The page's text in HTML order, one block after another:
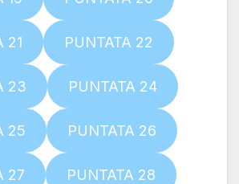
21 PUNTATA 22
23 PUNTATA 24
25 PUNTATA 26
27 PUNTATA 28